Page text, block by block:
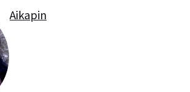
Aikapin